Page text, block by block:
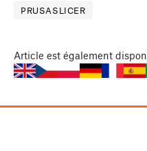
PRUSASLICER
Article est également